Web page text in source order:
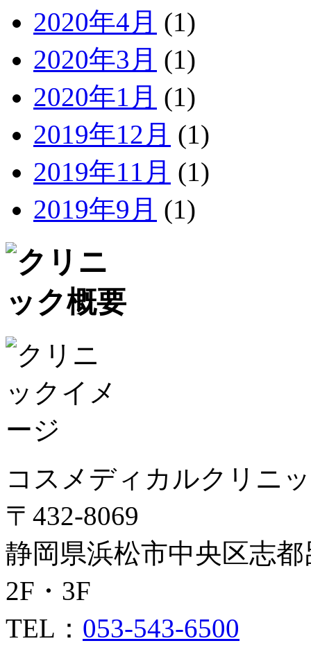
2020年4月 (1)
2020年3月 (1)
2020年1月 (1)
2019年12月 (1)
2019年11月 (1)
2019年9月 (1)
コスメディカルクリニ
〒432-8069
静岡県浜松市中央区志都
2F・3F
TEL： 053-543-6500